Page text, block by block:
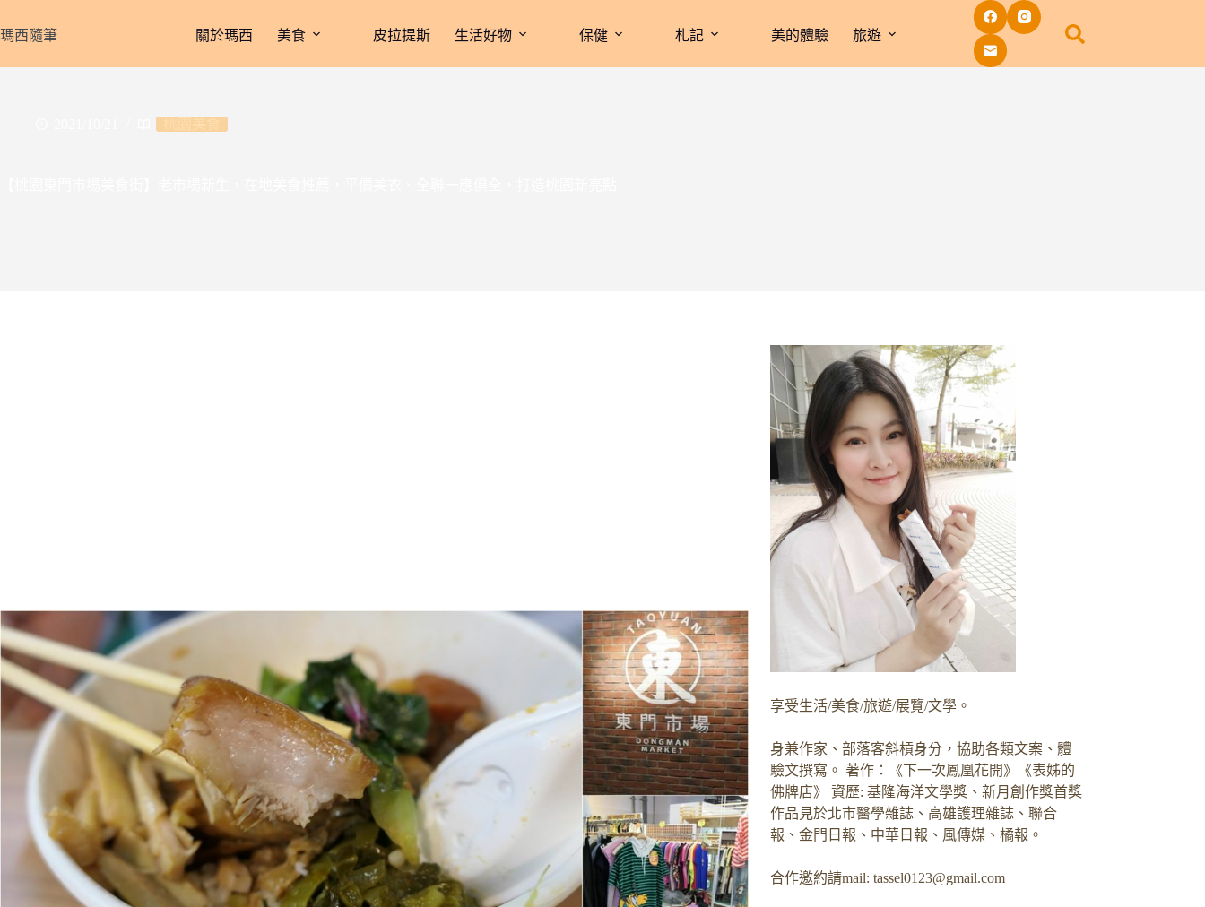
至
瑪西隨筆 關於瑪西 美食 皮拉提斯 生活好物 保健 札記 美的體驗 旅遊
享受生活/美食/旅遊/展覽/文學。
身兼作家、部落客斜槓身分，協助各類文案、體
驗文撰寫。 著作：《下一次鳳凰花開》《表姊的
佛牌店》 資歷: 基隆海洋文學獎、新月創作獎首獎
作品見於北市醫學雜誌、高雄護理雜誌、聯合
報、金門日報、中華日報、風傳媒、橘報。
合作邀約請mail: tassel0123@gmail.com